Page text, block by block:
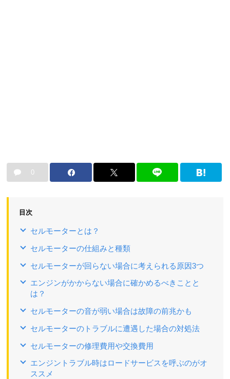
0
目次
セルモーターとは？
セルモーターの仕組みと種類
セルモーターが回らない場合に考えられる原因3つ
エンジンがかからない場合に確かめるべきことと
は？
セルモーターの音が弱い場合は故障の前兆かも
セルモーターのトラブルに遭遇した場合の対処法
セルモーターの修理費用や交換費用
エンジントラブル時はロードサービスを呼ぶのがオ
ススメ